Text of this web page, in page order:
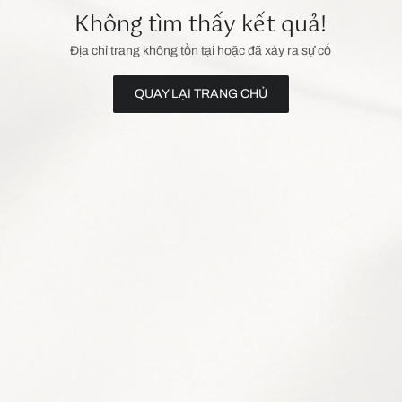
Không tìm thấy kết quả!
Địa chỉ trang không tồn tại hoặc đã xảy ra sự cố
QUAY LẠI TRANG CHỦ